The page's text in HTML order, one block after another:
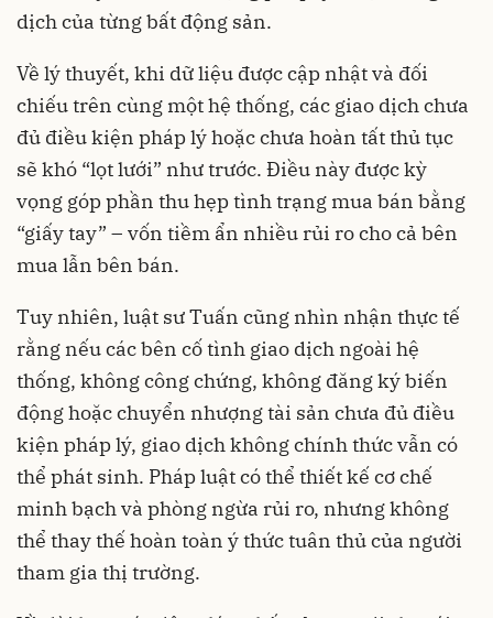
dịch của từng bất động sản.
Về lý thuyết, khi dữ liệu được cập nhật và đối
chiếu trên cùng một hệ thống, các giao dịch chưa
đủ điều kiện pháp lý hoặc chưa hoàn tất thủ tục
sẽ khó “lọt lưới” như trước. Điều này được kỳ
vọng góp phần thu hẹp tình trạng mua bán bằng
“giấy tay” – vốn tiềm ẩn nhiều rủi ro cho cả bên
mua lẫn bên bán.
Tuy nhiên, luật sư Tuấn cũng nhìn nhận thực tế
rằng nếu các bên cố tình giao dịch ngoài hệ
thống, không công chứng, không đăng ký biến
động hoặc chuyển nhượng tài sản chưa đủ điều
kiện pháp lý, giao dịch không chính thức vẫn có
thể phát sinh. Pháp luật có thể thiết kế cơ chế
minh bạch và phòng ngừa rủi ro, nhưng không
thể thay thế hoàn toàn ý thức tuân thủ của người
tham gia thị trường.